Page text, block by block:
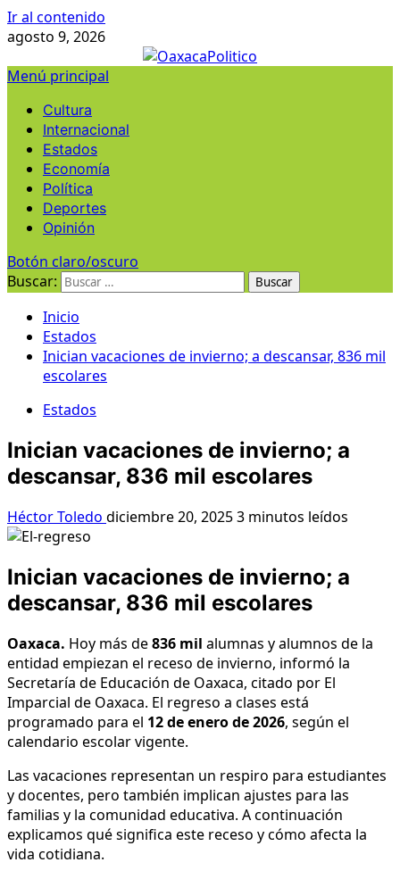
Ir al contenido
agosto 9, 2026
Menú principal
Cultura
Internacional
Estados
Economía
Política
Deportes
Opinión
Botón claro/oscuro
Buscar:
Inicio
Estados
Inician vacaciones de invierno; a descansar, 836 mil
escolares
Estados
Inician vacaciones de invierno; a
descansar, 836 mil escolares
Héctor Toledo diciembre 20, 20253 minutos leídos
Inician vacaciones de invierno; a
descansar, 836 mil escolares
Oaxaca. Hoy más de836 mil alumnas y alumnos de la
entidad empiezan el receso de invierno, informó la
Secretaría de Educación de Oaxaca, citado por El
Imparcial de Oaxaca. El regreso a clases está
programado para el 12 de enero de 2026, según el
calendario escolar vigente.
Las vacaciones representan un respiro para estudiantes
y docentes, pero también implican ajustes para las
familias y la comunidad educativa. A continuación
explicamos qué significa este receso y cómo afecta la
vida cotidiana.